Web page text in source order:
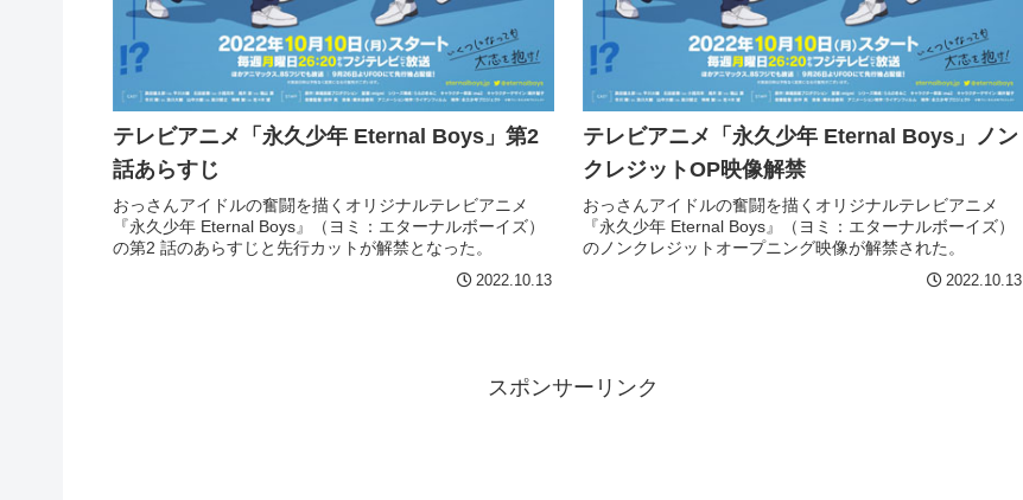
テレビアニメ「永久少年 Eternal Boys」第2
話あらすじ
おっさんアイドルの奮闘を描くオリジナルテレビアニメ
『永久少年 Eternal Boys』（ヨミ：エターナルボーイズ）
の第2 話のあらすじと先行カットが解禁となった。
2022.10.13
テレビアニメ「永久少年 Eternal Boys」ノン
クレジットOP映像解禁
おっさんアイドルの奮闘を描くオリジナルテレビアニメ
『永久少年 Eternal Boys』（ヨミ：エターナルボーイズ）
のノンクレジットオープニング映像が解禁された。
2022.10.13
スポンサーリンク